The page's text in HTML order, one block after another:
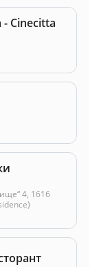
Cinecitta
4, 1616